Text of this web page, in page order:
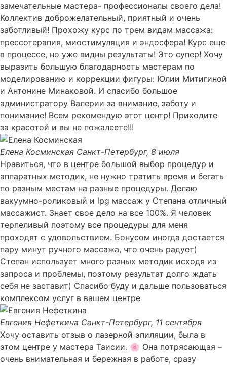
замечательные мастера- профессионалы своего дела!
Коллектив доброжелательный, приятный и очень
заботливый! Прохожу курс по трем видам массажа:
прессотерапия, миостимуляция и эндосфера! Курс еще
в процессе, но уже видны результаты! Это супер! Хочу
выразить большую благодарность мастерам по
моделированию и коррекции фигуры: Юлии Митигиной
и Антонине Минаковой. И спасибо большое
администратору Валерии за внимание, заботу и
понимание! Всем рекомендую этот центр! Приходите
за красотой и вы не пожалеете!!!
Елена Косминская Санкт-Петербург, 8 июля
Нравиться, что в центре большой выбор процедур и
аппаратных методик, не нужно тратить время и бегать
по разным местам на разные процедуры. Делаю
вакуумно-роликовый и lpg массаж у Степана отличный
массажист. Знает свое дело на все 100%. Я человек
терпеливый поэтому все процедуры для меня
проходят с удовольствием. Бонусом иногда достается
пару минут ручного массажа, что очень радует)
Степан использует много разных методик исходя из
запроса и проблемы, поэтому результат долго ждать
себя не заставит) Спасибо буду и дальше пользоваться
комплексом услуг в вашем центре
Евгения Нефеткина Санкт-Петербург, 11 сентября
Хочу оставить отзыв о лазерной эпиляции, была в
этом центре у мастера Таисии. 🌸 Она потрясающая –
очень внимательная и бережная в работе, сразу